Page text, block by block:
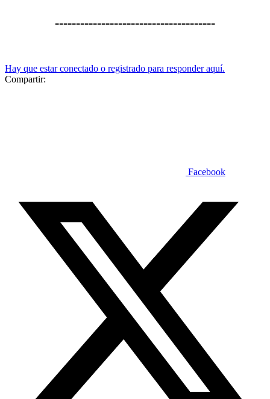
--------------------------------------
Hay que estar conectado o registrado para responder aquí.
Compartir:
Facebook